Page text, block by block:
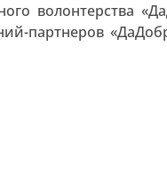
волонтерства
партнеров